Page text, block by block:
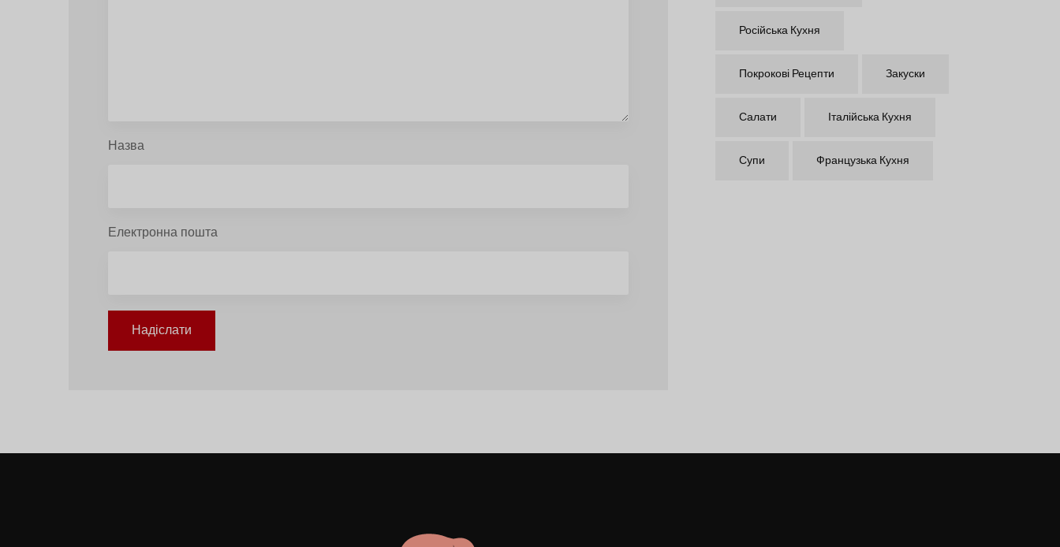
Назва
Електронна пошта
Надіслати
Російська Кухня
Покрокові Рецепти Закуски
Салати Італійська Кухня
Супи Французька Кухня